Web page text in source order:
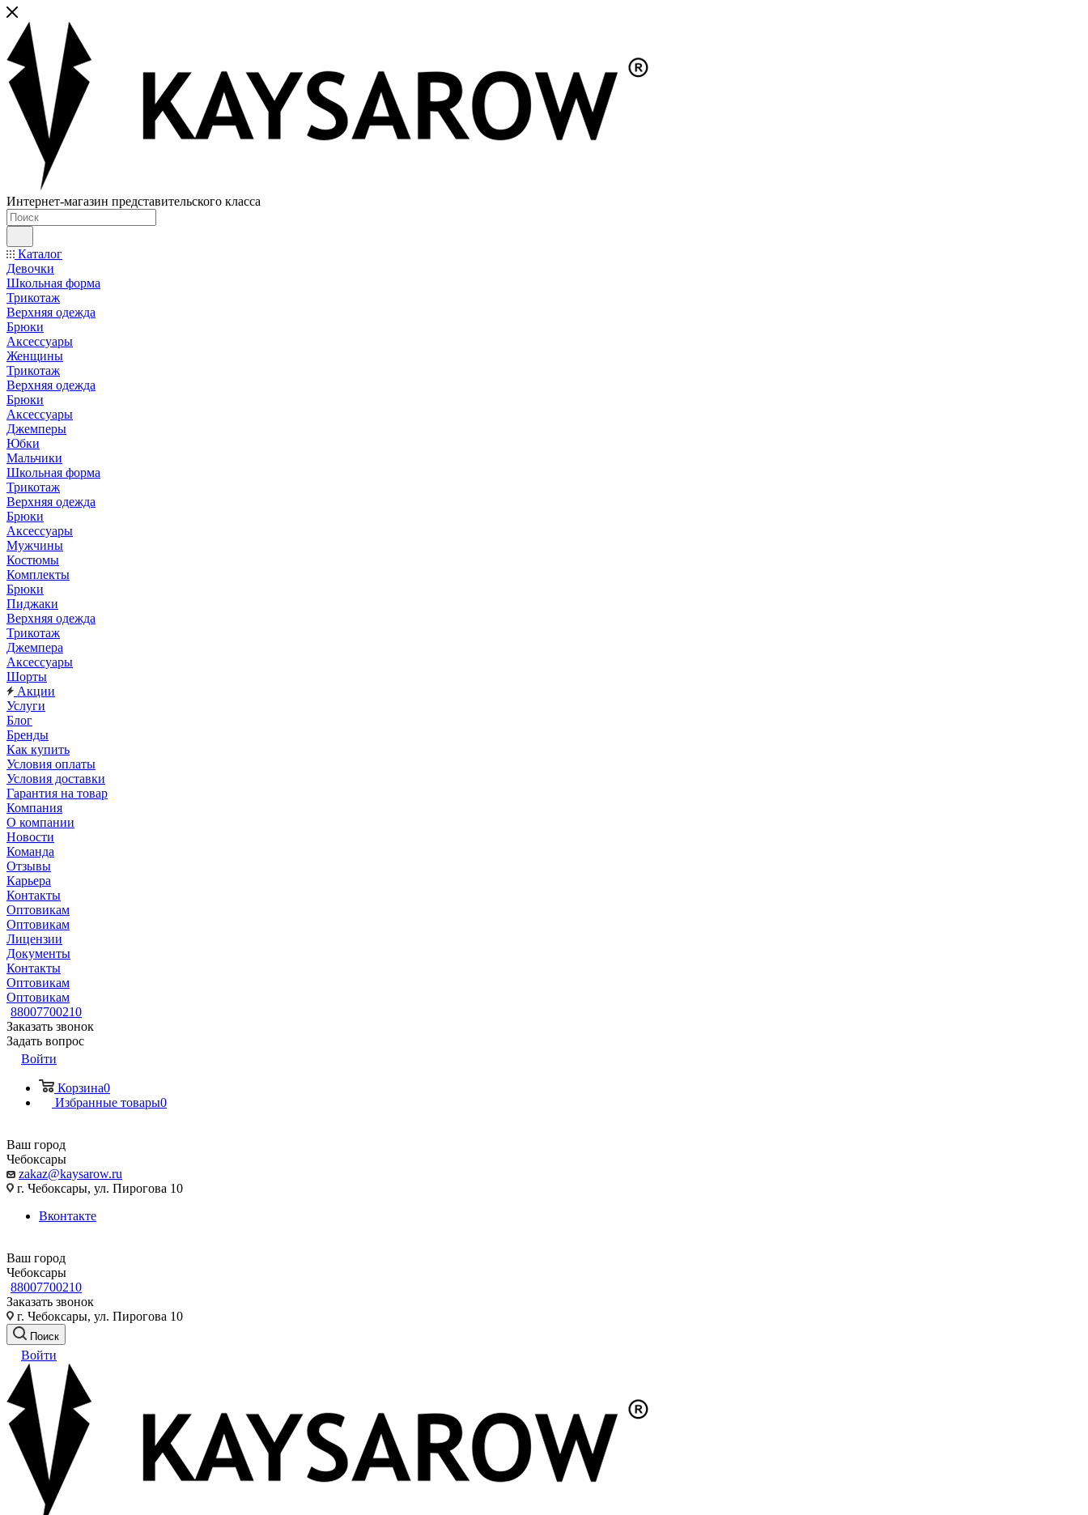
Интернет-магазин представительского класса
Каталог
Девочки
Школьная форма
Трикотаж
Верхняя одежда
Брюки
Аксессуары
Женщины
Трикотаж
Верхняя одежда
Брюки
Аксессуары
Джемперы
Юбки
Мальчики
Школьная форма
Трикотаж
Верхняя одежда
Брюки
Аксессуары
Мужчины
Костюмы
Комплекты
Брюки
Пиджаки
Верхняя одежда
Трикотаж
Джемпера
Аксессуары
Шорты
Акции
Услуги
Блог
Бренды
Как купить
Условия оплаты
Условия доставки
Гарантия на товар
Компания
О компании
Новости
Команда
Отзывы
Карьера
Контакты
Оптовикам
Оптовикам
Лицензии
Документы
Контакты
Оптовикам
Оптовикам
88007700210
Заказать звонок
Задать вопрос
Войти
Корзина0
Избранные товары0
Ваш город
Чебоксары
zakaz@kaysarow.ru
г. Чебоксары, ул. Пирогова 10
Вконтакте
Ваш город
Чебоксары
88007700210
Заказать звонок
г. Чебоксары, ул. Пирогова 10
Поиск
Войти